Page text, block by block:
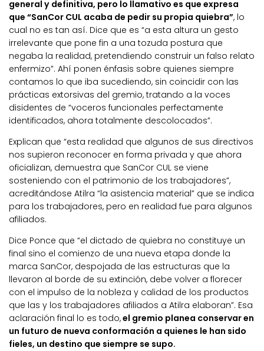
general y definitiva, pero lo llamativo es que expresa
que “SanCor CUL acaba de pedir su propia quiebra”, lo
cual no es tan así. Dice que es “a esta altura un gesto
irrelevante que pone fin a una tozuda postura que
negaba la realidad, pretendiendo construir un falso relato
enfermizo”. Ahí ponen énfasis sobre quienes siempre
contamos lo que iba sucediendo, sin coincidir con las
prácticas extorsivas del gremio, tratando a la voces
disidentes de “voceros funcionales perfectamente
identificados, ahora totalmente descolocados”.
Explican que “esta realidad que algunos de sus directivos
nos supieron reconocer en forma privada y que ahora
oficializan, demuestra que SanCor CUL se viene
sosteniendo con el patrimonio de los trabajadores”,
acreditándose Atilra “la asistencia material” que se indica
para los trabajadores, pero en realidad fue para algunos
afiliados.
Dice Ponce que “el dictado de quiebra no constituye un
final sino el comienzo de una nueva etapa donde la
marca SanCor, despojada de las estructuras que la
llevaron al borde de su extinción, debe volver a florecer
con el impulso de la nobleza y calidad de los productos
que las y los trabajadores afiliados a Atilra elaboran”. Esa
aclaración final lo es todo,el gremio planea conservar en
un futuro de nueva conformación a quienes le han sido
fieles, un destino que siempre se supo.